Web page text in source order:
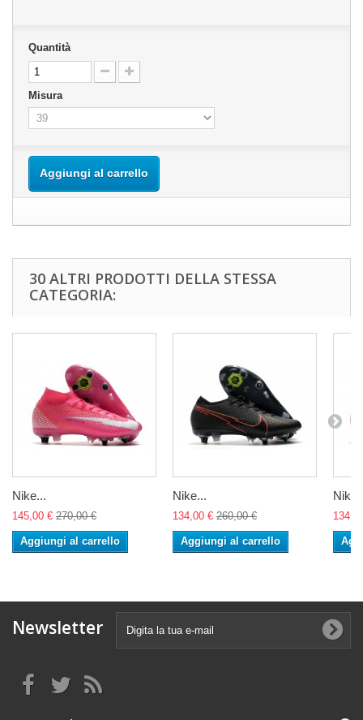
Quantità
Misura
Aggiungi al carrello
30 ALTRI PRODOTTI DELLA STESSA
CATEGORIA:
Nike...
145,00 € 270,00 €
Aggiungi al carrello
Nike...
134,00 € 260,00 €
Aggiungi al carrello
Newsletter